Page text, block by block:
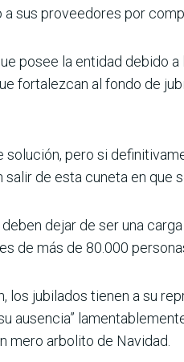
sus proveedores por
posee la entidad debido
fortalezcan al fondo de
pero si
de esta cuneta en que
dejar de ser una
de más de 80.000
los jubilados tienen a su
ausencia”
mero arbolito de Navidad.